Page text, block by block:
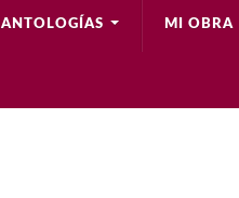
ANTOLOGÍAS MI OBRA